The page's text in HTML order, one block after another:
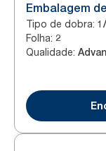
Embalagem
Tipo de dobra:
Folha: 2
Qualidade: